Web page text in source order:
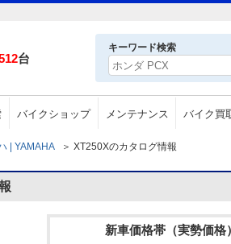
台
キーワード検索
バイクショップ メンテナンス バイク買
| YAMAHA ＞ XT250Xのカタログ情報
新車価格帯（実勢価格）